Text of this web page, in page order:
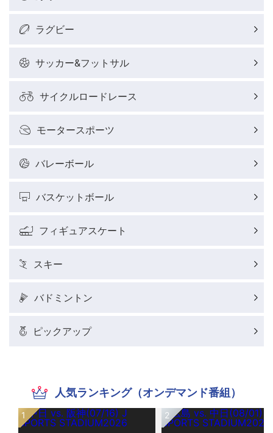
ラグビー
サッカー&フットサル
サイクルロードレース
モータースポーツ
バレーボール
バスケットボール
フィギュアスケート
スキー
バドミントン
ピックアップ
人気ランキング（オンデマンド番組）